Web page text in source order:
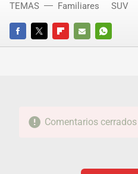
FACEBOOKTWITTERFLIPBOARD
E-
WHATSAPP
TEMAS Familiares SUV
Comentarios cerrados